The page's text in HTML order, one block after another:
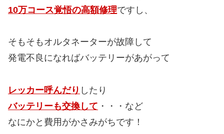
10万コース覚悟の高額修理ですし、
そもそもオルタネーターが故障して
発電不良になればバッテリーがあがって
レッカー呼んだり したり
バッテリーも交換して ・・・など
なにかと費用がかさみがちです！